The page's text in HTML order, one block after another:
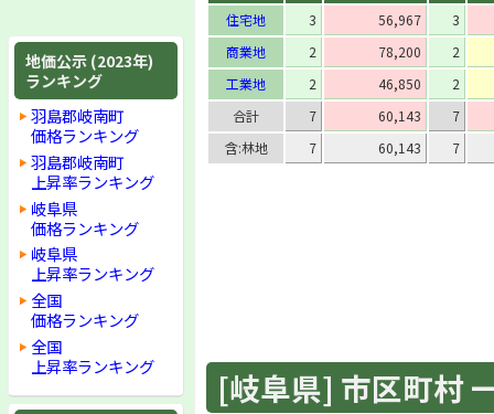
地価公示 (2023年)
ランキング
羽島郡岐南町
価格ランキング
羽島郡岐南町
上昇率ランキング
岐阜県
価格ランキング
岐阜県
上昇率ランキング
全国
価格ランキング
全国
上昇率ランキング
住宅地
3 56,967
3
商業地
2 78,200
2
工業地
2 46,850
2
合計
7 60,143
7
含:林地
7 60,143 7
[岐阜県] 市区町村